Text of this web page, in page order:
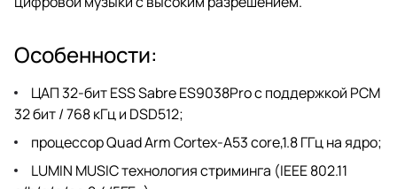
Особенности:
ЦАП 32-бит ESS Sabre ES9038Pro с поддержкой PCM
32 бит / 768 кГц и DSD512;
процессор Quad Arm Cortex-A53 core,1.8 ГГц на ядро;
LUMIN MUSIC технология стриминга (IEEE 802.11